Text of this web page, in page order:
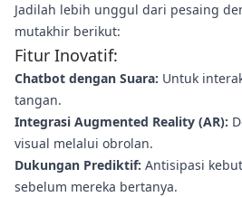
Jadilah lebih unggul dari pesaing
mutakhir berikut:
Fitur Inovatif:
Chatbot dengan Suara: Untuk
tangan.
Integrasi Augmented Reality (AR):
visual melalui obrolan.
Dukungan Prediktif: Antisipasi
sebelum mereka bertanya.